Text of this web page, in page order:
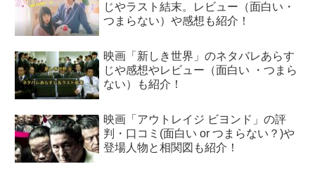
じやラスト結末。レビュー（面白い・
つまらない）や感想も紹介！
映画「新しき世界」のネタバレあらす
じや感想やレビュー（面白い ・つまら
ない）も紹介！
映画「アウトレイジ ビヨンド」の評
判・口コミ(面白い or つまらない？)や
登場人物と相関図も紹介！